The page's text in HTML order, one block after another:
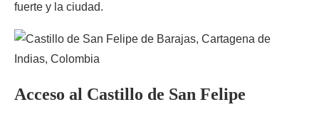
fuerte y la ciudad.
Acceso al Castillo de San Felipe